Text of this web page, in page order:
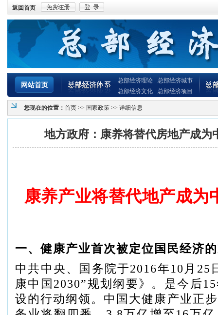
返回首页
网站首页
总部经济理论
总部经济文化
总部经济城市
总部经济项目
您现在的位置： 首页 >> 国家政策 >> 详细信息
地方政府：康养将替代房地产成为
康养产业将替代地产成为
一、健康产业首次被定位国民经济
中共中央、国务院于2016年10月25
康中国2030”规划纲要》。是今后
设的行动纲领。中国大健康产业正